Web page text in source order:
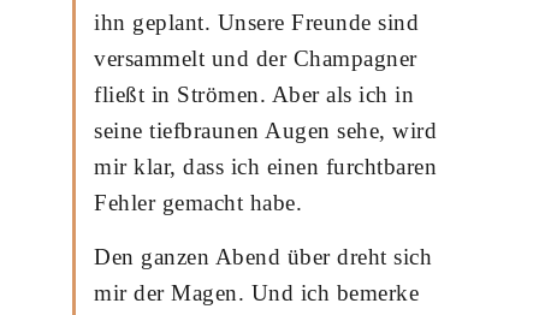
ihn geplant. Unsere Freunde sind
versammelt und der Champagner
fließt in Strömen. Aber als ich in
seine tiefbraunen Augen sehe, wird
mir klar, dass ich einen furchtbaren
Fehler gemacht habe.
Den ganzen Abend über dreht sich
mir der Magen. Und ich bemerke